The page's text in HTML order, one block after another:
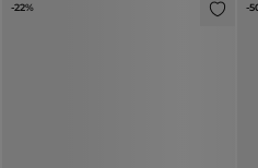
-22% -